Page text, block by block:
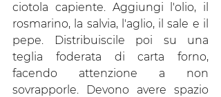
ciotola capiente. Aggiungi l'olio, il
rosmarino, la salvia, l'aglio, il sale e il
pepe. Distribuiscile poi su una
teglia foderata di carta forno,
facendo attenzione a non
sovrapporle. Devono avere spazio